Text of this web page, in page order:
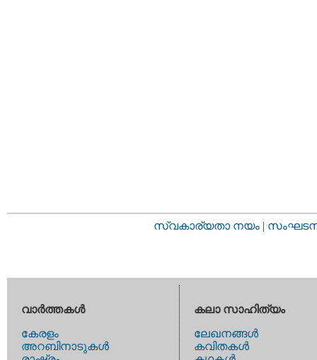
സ്വകാര്യതാ നയം |
വാര്‍ത്തകള്‍
കേരളം
അറബിനാടുകള്‍
കലാ സാഹിത്യം
ലേഖനങ്ങള്‍
കവിതകള്‍